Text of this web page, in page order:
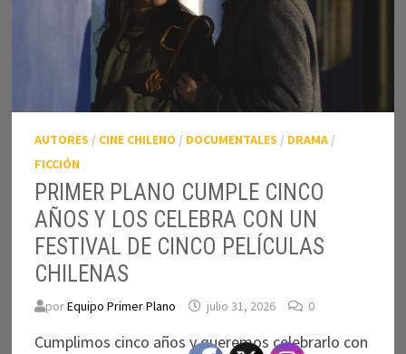
AUTORES / CINE CHILENO / DOCUMENTALES / DRAMA/
FICCIÓN
PRIMER PLANO CUMPLE CINCO
AÑOS Y LOS CELEBRA CON UN
FESTIVAL DE CINCO PELÍCULAS
CHILENAS
porEquipo Primer Plano julio 31, 2026 0
Cumplimos cinco años y queremos celebrarlo con